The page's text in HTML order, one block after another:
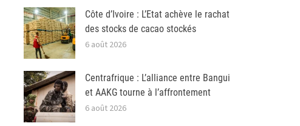
Côte d’Ivoire : L’Etat achève le rachat
des stocks de cacao stockés
6 août 2026
Centrafrique : L’alliance entre Bangui
et AAKG tourne à l’affrontement
6 août 2026